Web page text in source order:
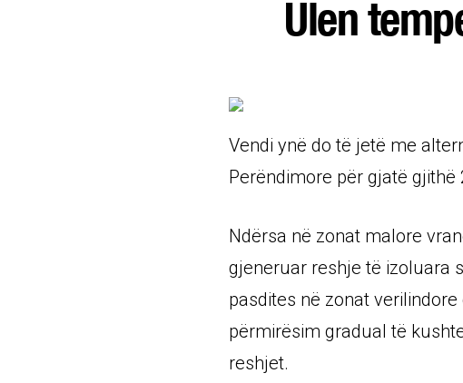
Ulen
Vendi ynë do të jetë me
Perëndimore për gjatë gjithë
Ndërsa në zonat malore
gjeneruar reshje të izoluara
pasdites në zonat
përmirësim gradual të
reshjet.